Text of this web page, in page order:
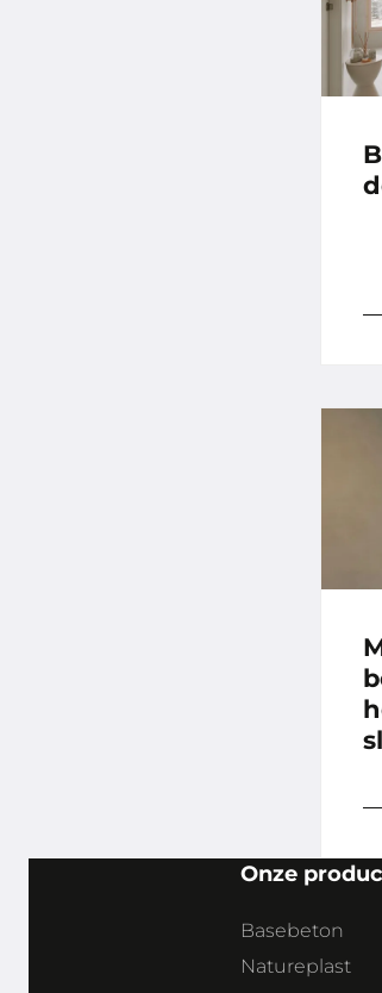
Onze
Basebeton
Natureplast